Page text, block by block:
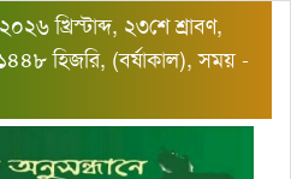
খ্রিস্টাব্দ, ২৩শে শ্রাবণ,
হিজরি, (বর্ষাকাল), সময় -